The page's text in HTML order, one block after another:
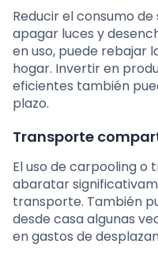
Reducir el consumo
apagar luces y
en uso, puede rebajar
hogar. Invertir en
eficientes también
plazo.
Transporte
El uso de carpooling
abaratar
transporte. También
desde casa algunas
en gastos de